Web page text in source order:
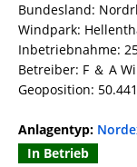
Bundesland:
Windpark:
Inbetriebnahme:
Betreiber: F ＆ A
Geoposition:
Anlagentyp:
In Betrieb